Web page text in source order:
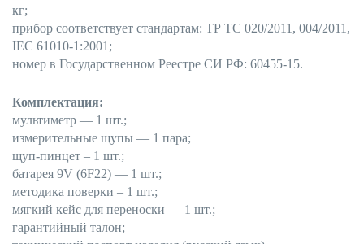
кг;
прибор соответствует стандартам: ТР ТС 020/2011, 004/2011,
IEC 61010-1:2001;
номер в Государственном Реестре СИ РФ: 60455-15.
Комплектация:
мультиметр — 1 шт.;
измерительные щупы — 1 пара;
щуп-пинцет – 1 шт.;
батарея 9V (6F22) — 1 шт.;
методика поверки – 1 шт.;
мягкий кейс для переноски — 1 шт.;
гарантийный талон;